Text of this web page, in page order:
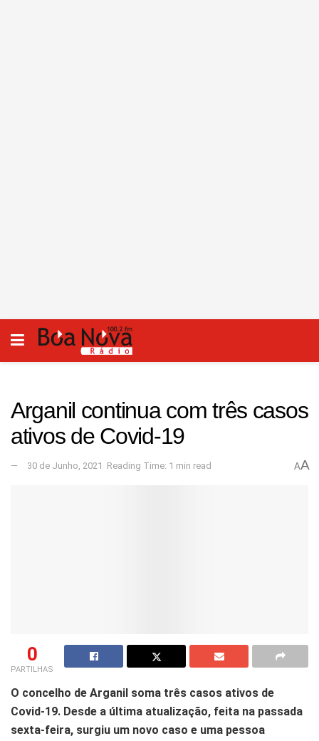
Arganil continua com três casos
ativos de Covid-19
30 de Junho, 2021 Reading Time: 1 min read AA
0
PARTILHAS
O concelho de Arganil soma três casos ativos de
Covid-19. Desde a última atualização, feita na passada
sexta-feira, surgiu um novo caso e uma pessoa